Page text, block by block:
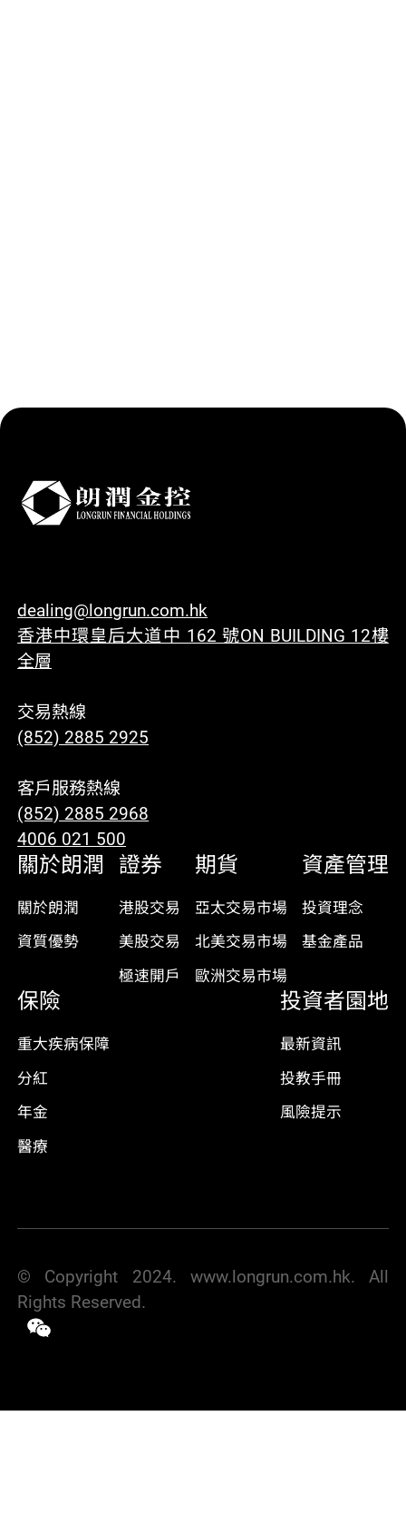
dealing@longrun.com.hk
香港中環皇后大道中 162 號ON BUILDING 12樓
全層
交易熱線
(852) 2885 2925
客戶服務熱線
(852) 2885 2968
4006 021 500
關於朗潤
關於朗潤
資質優勢
證券
港股交易
美股交易
極速開戶
期貨
亞太交易市場
北美交易市場
歐洲交易市場
資產管理
投資理念
基金產品
保險
重大疾病保障
分紅
年金
醫療
投資者園地
最新資訊
投教手冊
風險提示
© Copyright 2024. www.longrun.com.hk. All
Rights Reserved.